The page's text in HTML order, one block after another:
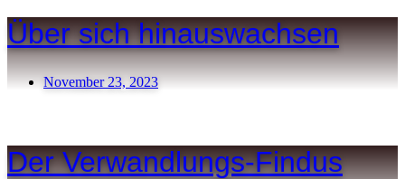
Über sich hinaus­wachsen
November 23, 2023
Der Verwandlungs-Findus